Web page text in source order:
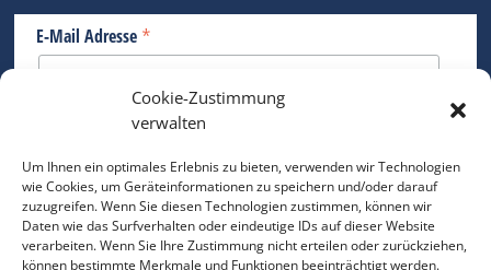
Cookie-Zustimmung
verwalten
Um Ihnen ein optimales Erlebnis zu bieten, verwenden wir Technologien
wie Cookies, um Geräteinformationen zu speichern und/oder darauf
zuzugreifen. Wenn Sie diesen Technologien zustimmen, können wir
Daten wie das Surfverhalten oder eindeutige IDs auf dieser Website
verarbeiten. Wenn Sie Ihre Zustimmung nicht erteilen oder zurückziehen,
können bestimmte Merkmale und Funktionen beeinträchtigt werden.
E-Mail Adresse *
Bitte geben Sie Ihre E-Mail Adresse ein.
*